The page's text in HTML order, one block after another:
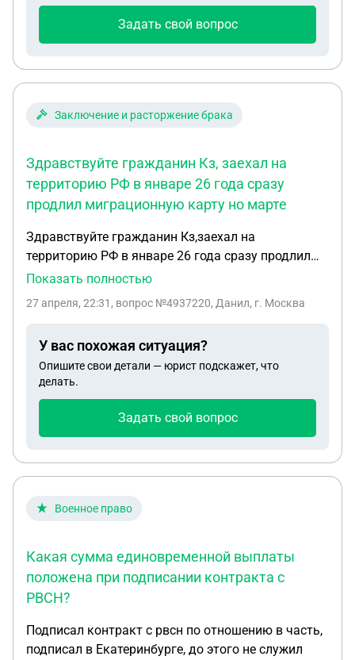
визита частный ?
Задать свой вопрос
Заключение и расторжение брака
Здравствуйте гражданин Кз, заехал на
территорию РФ в январе 26 года сразу
продлил миграционную карту но марте
Здравствуйте гражданин Кз,заехал на
территорию РФ в январе 26 года сразу продлил
миграционную карту но марте месяце пришлось
положено сдал на границе , в апреле месяце
ли опять продлевать миграционную карту ,
выезжать обратно планирую в мае месяце ,
продлевал на основании трудогово договора
Показать полностью
27 апреля, 22:31 , вопрос №4937220, Данил, г. Москва
У вас похожая ситуация?
Опишите свои детали — юрист подскажет, что
делать.
Задать свой вопрос
Военное право
Какая сумма единовременной выплаты
положена при подписании контракта с
РВСН?
Подписал контракт с рвсн по отношению в часть,
подписал в Екатеринбурге, до этого не служил